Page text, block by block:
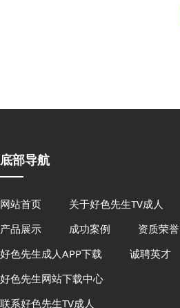
底部导航
网站首页
关于好色先生TV成人
产品展示
成功案例
资质荣誉
好色先生成人APP下载
诚聘英才
好色先生网站下载中心
联系好色先生TV成人